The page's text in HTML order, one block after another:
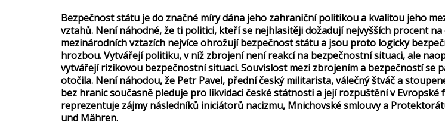
Bezpečnost státu je do značné míry dána jeho zahraniční politikou a kvalitou jeho
vztahů. Není náhodné, že ti politici, kteří se nejhlasitěji dožadují nejvyšších procent
mezinárodních vztazích nejvíce ohrožují bezpečnost státu a jsou proto logicky
hrozbou. Vytvářejí politiku, v níž zbrojení není reakcí na bezpečnostní situaci, ale
vytvářejí rizikovou bezpečnostní situaci. Souvislost mezi zbrojením a bezpečností se
otočila. Není náhodou, že Petr Pavel, přední český militarista, válečný štváč a
bez hranic současně pleduje pro likvidaci české státnosti a její rozpuštění v Evropské
reprezentuje zájmy následníků iniciátorů nacizmu, Mnichovské smlouvy a
und Mähren.